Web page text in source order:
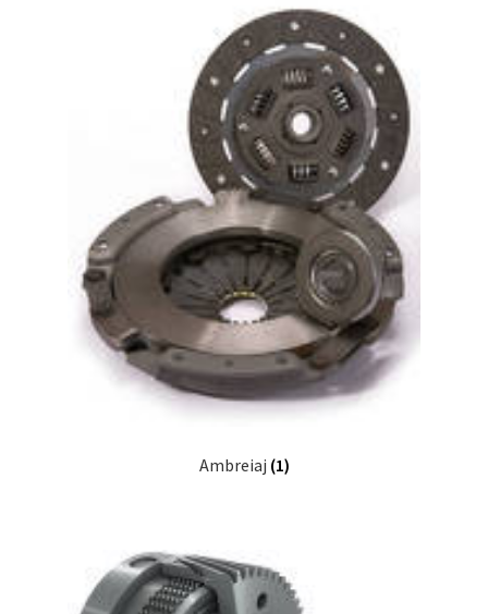
Ambreiaj (1)